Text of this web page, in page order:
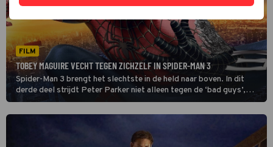
FILM
TOBEY MAGUIRE VECHT TEGEN ZICHZELF IN SPIDER-MAN 3
Spider-Man 3 brengt het slechtste in de held naar boven. In dit
derde deel strijdt Peter Parker niet alleen tegen de ‘bad guys’,
maar ook tegen het kwaad in zichzelf.